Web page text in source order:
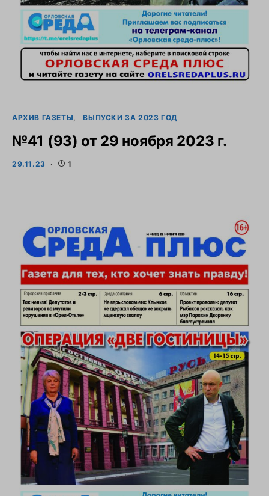
АРХИВ ГАЗЕТЫ ВЫПУСКИ ЗА 2023 ГОД
№41 (93) от 29 ноября 2023 г.
29.11.23 1